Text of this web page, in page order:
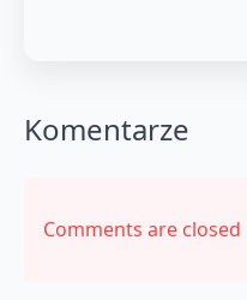
Komentarze
Comments are closed